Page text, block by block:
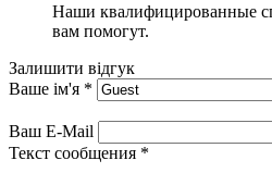
Наши квалифицированные
вам помогут.
Залишити відгук
Ваше ім'я *
Ваш E-Mail
Текст сообщения *